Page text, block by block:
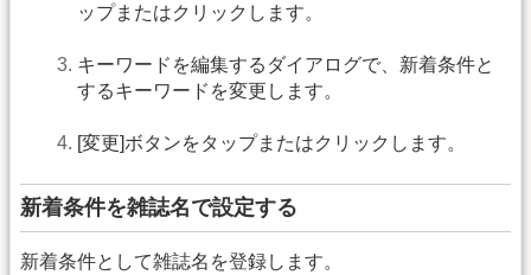
ップまたはクリックします。
キーワードを編集するダイアログで、新着条件と
するキーワードを変更します。
[変更]ボタンをタップまたはクリックします。
新着条件を雑誌名で設定する
新着条件として雑誌名を登録します。